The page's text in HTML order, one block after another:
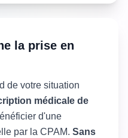
la prise en
de votre situation
médicale de
d'une
par la CPAM. Sans